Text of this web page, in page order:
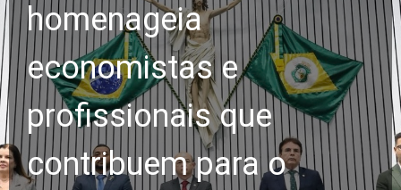
homenageia
economistas e
profissionais que
contribuem para o